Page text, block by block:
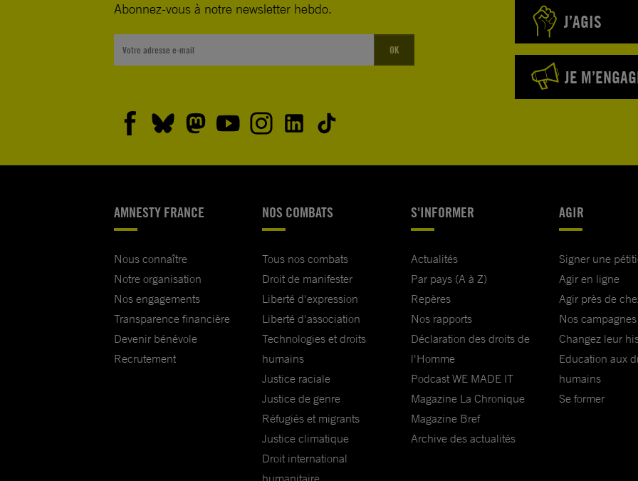
Abonnez-vous à notre newsletter hebdo.
OK
J’AGIS
JE
AMNESTY FRANCE
Nous connaître
Notre organisation
Nos engagements
Transparence financière
Devenir bénévole
Recrutement
NOS COMBATS
Tous nos combats
Droit de manifester
Liberté d'expression
Liberté d'association
Technologies et droits
humains
Justice raciale
Justice de genre
Réfugiés et migrants
Justice climatique
Droit international
humanitaire
S'INFORMER
Actualités
Par pays (A à Z)
Repères
Nos rapports
Déclaration des droits de
l'Homme
Podcast WE MADE IT
Magazine La Chronique
Magazine Bref
Archive des actualités
AGIR
Signer une
Agir en ligne
Agir près de
Nos campagnes
Changez leur
Education aux
humains
Se former